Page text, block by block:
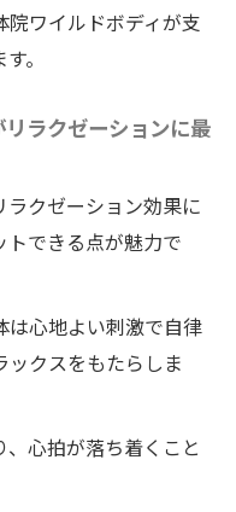
得られるリフレッ
院ワイルドボディが支
。
ラクゼーションに最
クゼーション効果に
できる点が魅力で
は心地よい刺激で自律
クスをもたらしま
心拍が落ち着くこと